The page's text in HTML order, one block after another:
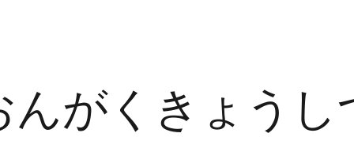
んがくきょうし